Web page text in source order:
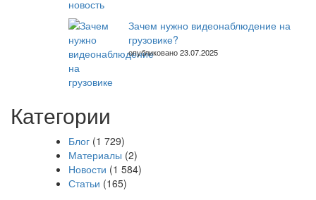
Зачем нужно видеонаблюдение на
грузовике?
опубликовано 23.07.2025
Категории
Блог (1 729)
Материалы (2)
Новости (1 584)
Статьи (165)